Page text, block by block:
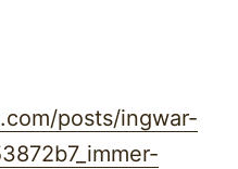
posts/ingwar-